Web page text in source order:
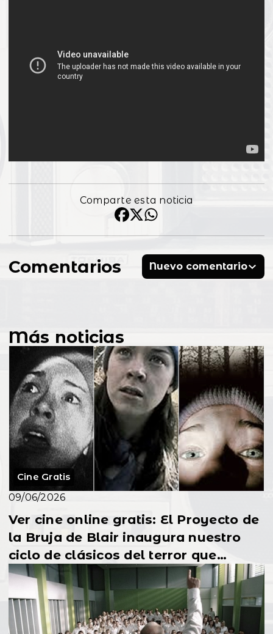
Comparte esta noticia
Comentarios Nuevo comentario
Más noticias
Cine Gratis
09/06/2026
Ver cine online gratis: El Proyecto de
la Bruja de Blair inaugura nuestro
ciclo de clásicos del terror que
todavía qu...